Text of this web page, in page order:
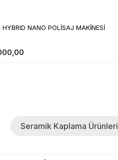
HYBRID NANO POLİSAJ MAKİNESİ
Seramik Kaplama Ürünleri